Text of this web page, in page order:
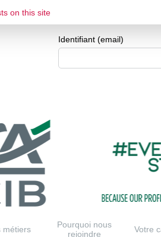
Identifiant (email)
métiers
Pourquoi nous
rejoindre
Votre
on this site